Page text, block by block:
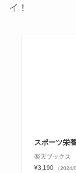
イ！
スポーツ栄
楽天ブックス
¥3,190
（